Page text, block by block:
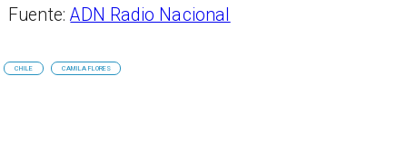
Fuente:ADN Radio Nacional
CHILE CAMILA FLORES